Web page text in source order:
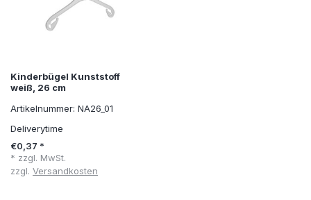
Kinderbügel Kunststoff
weiß, 26 cm
Artikelnummer: NA26_01
Deliverytime
€0,37 *
* zzgl. MwSt.
zzgl. Versandkosten